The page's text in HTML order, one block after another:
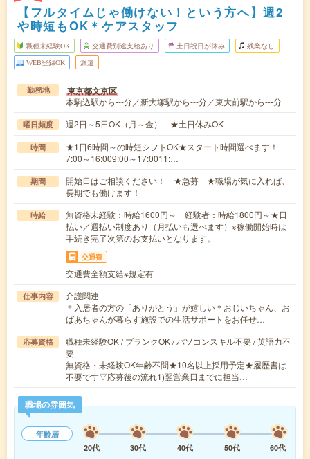
【フルタイムじゃ働けない！という方へ】週2
や時短もOK＊ケアスタッフ
職種未経験OK 交通費別途支給あり 土日祝日が休み 残業なし
WEB登録OK 派遣
勤務地 東京都文京区
本駒込駅から---分／新大塚駅から---分／東大前駅から---分
曜日頻度 週2日～5日OK（月～金） ★土日休みOK
時間
★1日6時間～の時短シフトOK★スタート時間選べます！
7:00～16:009:00～17:0011:…
期間
開始日はご相談ください！ ★急募 ★職場が気に入れば、
長期でも働けます！
時給
無資格未経験：時給1600円～ 経験者：時給1800円～★日
払い／週払い制度あり（月払いも選べます）※稼働開始時は
手続き完了次第のお支払いとなります。
交通費
交通費全額支給※規定有
仕事内容
介護関連
＊入居者の方の「ありがとう」が嬉しい＊おじいちゃん、お
ばあちゃんが暮らす施設での生活サポートをお任せ…
応募資格
職種未経験OK / ブランクOK / パソコンスキル不要 / 英語力不
要
無資格・未経験OK年齢不問★10名以上採用予定★履歴書は
不要です▽応募後の流れ1)翌営業日までに担当…
職場の雰囲気
年齢層
20代
30代 40代 50代
60代